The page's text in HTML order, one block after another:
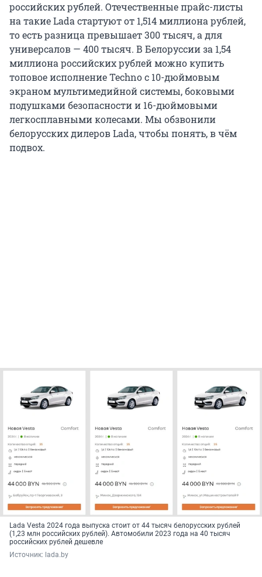
российских рублей. Отечественные прайс-листы
на такие Lada стартуют от 1,514 миллиона рублей,
то есть разница превышает 300 тысяч, а для
универсалов — 400 тысяч. В Белоруссии за 1,54
миллиона российских рублей можно купить
топовое исполнение Techno c 10-дюймовым
экраном мультимедийной системы, боковыми
подушками безопасности и 16-дюймовыми
легкосплавными колесами. Мы обзвонили
белорусских дилеров Lada, чтобы понять, в чём
подвох.
Lada Vesta 2024 года выпуска стоит от 44 тысяч белорусских рублей
(1,23 млн российских рублей). Автомобили 2023 года на 40 тысяч
российских рублей дешевле
Источник: lada.by